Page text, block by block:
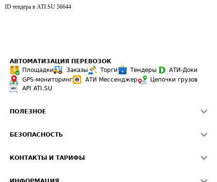
ID тендера в ATI.SU 56644
АВТОМАТИЗАЦИЯ ПЕРЕВОЗОК
Площадки
Заказы Торги Тендеры
АТИ-Доки
GPS-мониторинг
АТИ Мессенджер
Цепочки грузов
API ATI.SU
ПОЛЕЗНОЕ
Звезды ATI.SU на вашем сайте
БЕЗОПАСНОСТЬ
Светофор+
КОНТАКТЫ И ТАРИФЫ